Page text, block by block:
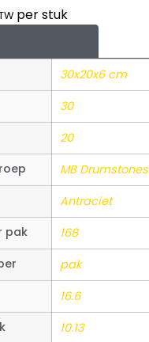
per stuk
30x20x6 cm
30
20
MB Drumstones
Antraciet
pak
168
pak
16.6
10.13